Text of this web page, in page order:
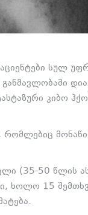
სულ
განმავლობაში
კიბო
რომლებიც
(35-50 წლის
ხოლო 15